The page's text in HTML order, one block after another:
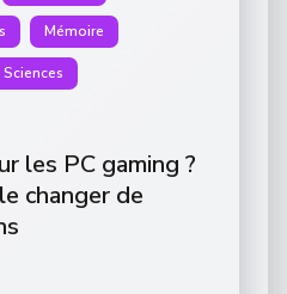
Mémoire
Sciences
les PC gaming ?
changer de